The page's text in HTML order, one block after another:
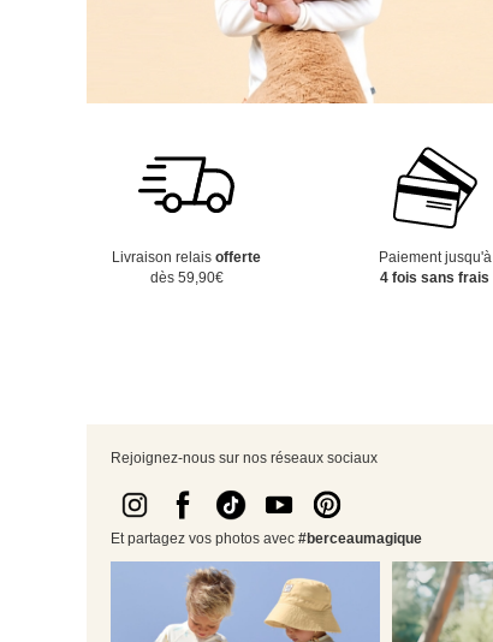
Livraison relaisofferte
dès 59,90€
Paiement jusqu'à
4 fois sans frais
Rejoignez-nous sur nos réseaux sociaux
Et partagez vos photos avec #berceaumagique